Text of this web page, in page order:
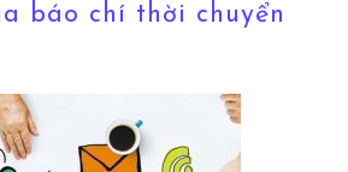
báo chí thời chuyển